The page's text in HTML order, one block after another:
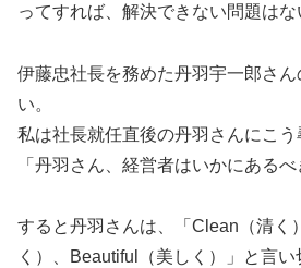
ってすれば、解決できない問題はな
伊藤忠社長を務めた丹羽宇一郎さ
い。
私は社長就任直後の丹羽さんにこう
「丹羽さん、経営者はいかにあるべ
すると丹羽さんは、「Clean（清く
く）、Beautiful（美しく）」と言い